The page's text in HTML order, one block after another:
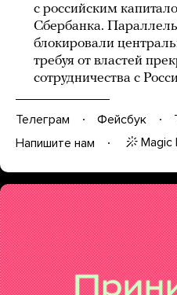
с российским
Сбербанка.
блокировали
требуя от властей
сотрудничества с
Телеграм Фейсбук
Напишите нам
Magic